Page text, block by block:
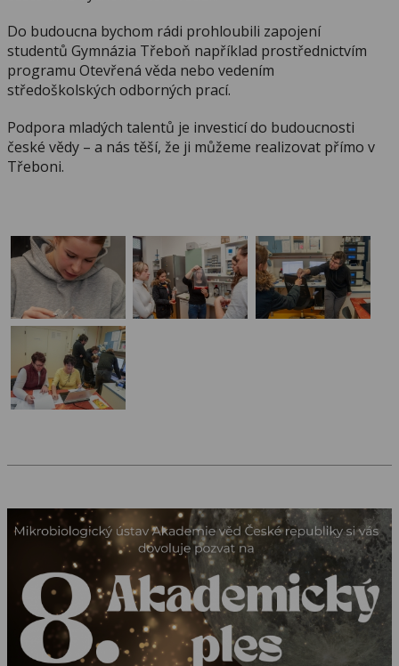
Do budoucna bychom rádi prohloubili zapojení
studentů Gymnázia Třeboň například prostřednictvím
programu Otevřená věda nebo vedením
středoškolských odborných prací.
Podpora mladých talentů je investicí do budoucnosti
české vědy – a nás těší, že ji můžeme realizovat přímo v
Třeboni.